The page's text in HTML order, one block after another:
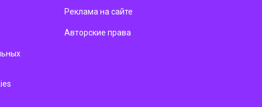
Реклама на сайте
Авторские права